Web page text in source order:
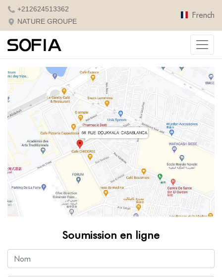
+212624513362
NATURE GROUPE
French
Soumission en ligne